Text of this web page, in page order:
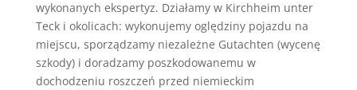
wykonanych ekspertyz. Działamy w Kirchheim unter
Teck i okolicach: wykonujemy oględziny pojazdu na
miejscu, sporządzamy niezależne Gutachten (wycenę
szkody) i doradzamy poszkodowanemu w
dochodzeniu roszczeń przed niemieckim